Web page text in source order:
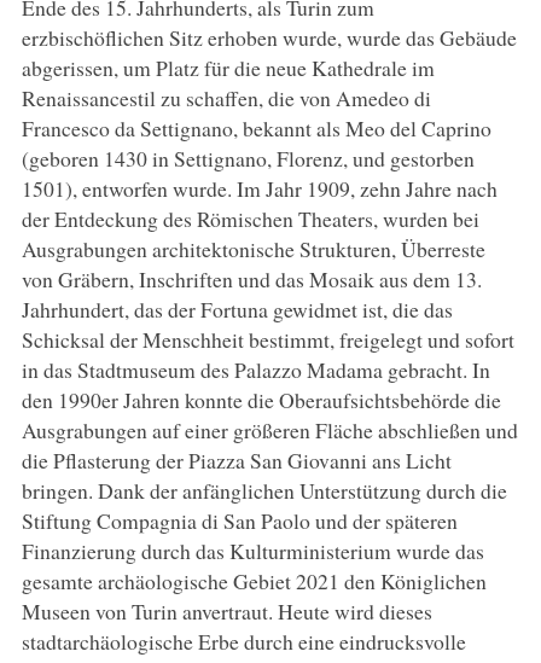
Ende des 15. Jahrhunderts, als Turin zum
erzbischöflichen Sitz erhoben wurde, wurde das Gebäude
abgerissen, um Platz für die neue Kathedrale im
Renaissancestil zu schaffen, die von Amedeo di
Francesco da Settignano, bekannt als Meo del Caprino
(geboren 1430 in Settignano, Florenz, und gestorben
1501), entworfen wurde. Im Jahr 1909, zehn Jahre nach
der Entdeckung des Römischen Theaters, wurden bei
Ausgrabungen architektonische Strukturen, Überreste
von Gräbern, Inschriften und das Mosaik aus dem 13.
Jahrhundert, das der Fortuna gewidmet ist, die das
Schicksal der Menschheit bestimmt, freigelegt und sofort
in das Stadtmuseum des Palazzo Madama gebracht. In
den 1990er Jahren konnte die Oberaufsichtsbehörde die
Ausgrabungen auf einer größeren Fläche abschließen und
die Pflasterung der Piazza San Giovanni ans Licht
bringen. Dank der anfänglichen Unterstützung durch die
Stiftung Compagnia di San Paolo und der späteren
Finanzierung durch das Kulturministerium wurde das
gesamte archäologische Gebiet 2021 den Königlichen
Museen von Turin anvertraut. Heute wird dieses
stadtarchäologische Erbe durch eine eindrucksvolle